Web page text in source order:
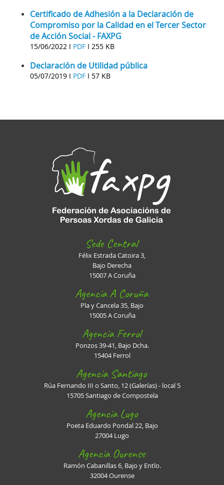
Certificado de Adhesión a la Declaración de
Compromiso por la Calidad en el Tercer Sector
de Acción Social - FAXPG
15/06/2022 I PDF I 255 KB
Declaración de Utilidad pública
05/07/2019 I PDF I 57 KB
Sede Central
Félix Estrada Catoira 3,
Bajo Derecha
15007 A Coruña
Agencia A Coruña
Pla y Cancela 35, Bajo
15005 A Coruña
Agencia Ferrol
Ponzos 39-41, Bajo Dcha.
15404 Ferrol
Agencia Santiago
Rúa Fernando III o Santo, 12 (Galerías) - local 5
15705 Santiago de Compostela
Agencia Lugo
Poeta Eduardo Pondal 22, Bajo
27004 Lugo
Agencia Ourense
Ramón Cabanillas 6, Bajo y Entlo.
32004 Ourense